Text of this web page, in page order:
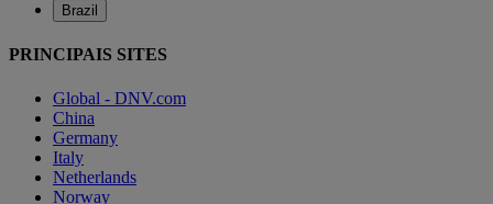
Brazil
PRINCIPAIS SITES
Global - DNV.com
China
Germany
Italy
Netherlands
Norway